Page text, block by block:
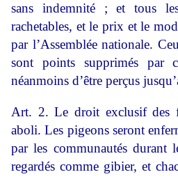
sans indemnité ; et tous
rachetables, et le prix et le
par l’Assemblée nationale.
sont points supprimés par
néanmoins d’être perçus
Art. 2. Le droit exclusif des
aboli. Les pigeons seront
par les communautés durant
regardés comme gibier, et